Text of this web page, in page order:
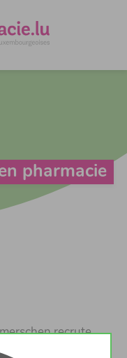
pharmacie
recrute
ou un(e)